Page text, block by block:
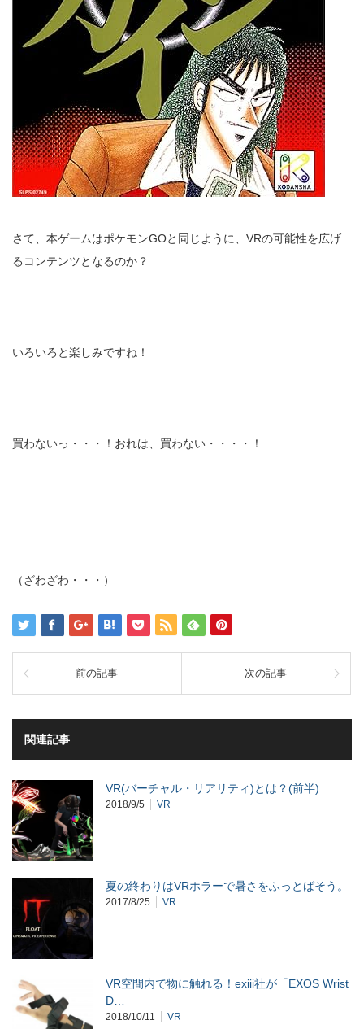
さて、本ゲームはポケモンGOと同じように、VRの可能性を広げ
るコンテンツとなるのか？
いろいろと楽しみですね！
買わないっ・・・！おれは、買わない・・・・！
（ざわざわ・・・）
前の記事 次の記事
関連記事
VR(バーチャル・リアリティ)とは？(前半)
2018/9/5 VR
夏の終わりはVRホラーで暑さをふっとばそう。
2017/8/25 VR
VR空間内で物に触れる！exiii社が「EXOS Wrist
D…
2018/10/11 VR